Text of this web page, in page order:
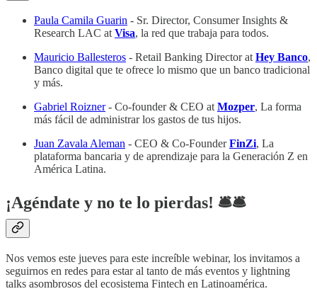
Paula Camila Guarin - Sr. Director, Consumer Insights &
Research LAC atVisa, la red que trabaja para todos.
Mauricio Ballesteros - Retail Banking Director atHey Banco,
Banco digital que te ofrece lo mismo que un banco tradicional
y más.
Gabriel Roizner- Co-founder & CEO atMozper, La forma
más fácil de administrar los gastos de tus hijos.
Juan Zavala Aleman - CEO & Co-FounderFinZi, La
plataforma bancaria y de aprendizaje para la Generación Z en
América Latina.
¡Agéndate y no te lo pierdas! 🛎️​🛎️​
Nos vemos este jueves para este increíble webinar, los invitamos a
seguirnos en redes para estar al tanto de más eventos y lightning
talks asombrosos del ecosistema Fintech en Latinoamérica.